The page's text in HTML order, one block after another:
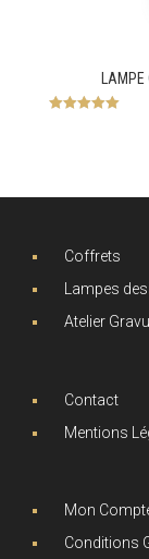
LAMPE
Coffrets
Lampes
Atelier
Contact
Mentions
Mon
Conditions